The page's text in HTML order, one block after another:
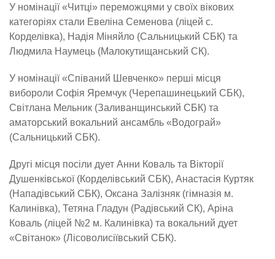
У номінації «Читці» переможцями у своїх вікових
категоріях стали Евеліна Семенова (ліцей с.
Корделівка), Надія Міняйло (Сальницький СБК) та
Людмила Наумець (Малокутищанський СК).
У номінації «Співаний Шевченко» перші місця
вибороли Софія Яремчук (Черепашинецький СБК),
Світлана Мельник (Заливанщинський СБК) та
аматорський вокальний ансамбль «Водограй»
(Сальницький СБК).
Другі місця посіли дует Анни Коваль та Вікторії
Душенківської (Корделівський СБК), Анастасія Куртяк
(Нападівський СБК), Оксана Залізняк (гімназія м.
Калинівка), Тетяна Гладун (Радівський СК), Аріна
Коваль (ліцей №2 м. Калинівка) та вокальний дует
«Світанок» (Лісоволисіївський СБК).